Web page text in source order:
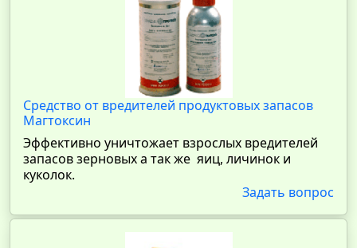
Средство от вредителей продуктовых запасов
Магтоксин
Эффективно уничтожает взрослых вредителей
запасов зерновых а так же яиц, личинок и
куколок.
Задать вопрос